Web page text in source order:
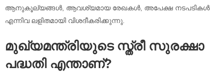
ആനുകൂല്യങ്ങൾ, ആവശ്യമായ രേഖകൾ, അപേക്ഷ നടപടികൾ
എന്നിവ ലളിതമായി വിശദീകരിക്കുന്നു.
മുഖ്യമന്ത്രിയുടെ സ്ത്രീ സുരക്ഷാ
പദ്ധതി എന്താണ്?